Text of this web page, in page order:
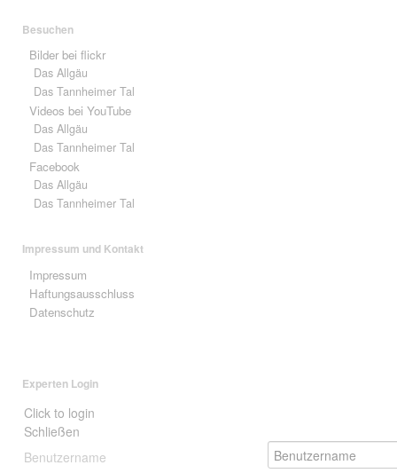
Besuchen
Bilder bei flickr
Das Allgäu
Das Tannheimer Tal
Videos bei YouTube
Das Allgäu
Das Tannheimer Tal
Facebook
Das Allgäu
Das Tannheimer Tal
Impressum und Kontakt
Impressum
Haftungsausschluss
Datenschutz
Experten Login
Click to login
Schließen
Benutzername